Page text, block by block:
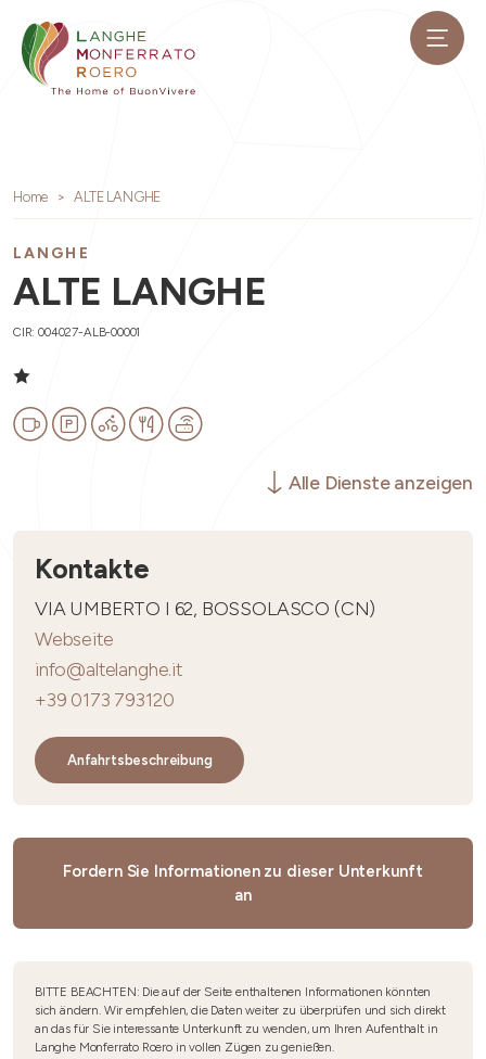
Home ALTE LANGHE
LANGHE
ALTE LANGHE
CIR: 004027-ALB-00001
Alle Dienste anzeigen
Kontakte
VIA UMBERTO I 62, BOSSOLASCO (CN)
Webseite
info@altelanghe.it
+39 0173 793120
Anfahrtsbeschreibung
Fordern Sie Informationen zu dieser Unterkunft
an
BITTE BEACHTEN: Die auf der Seite enthaltenen Informationen könnten
sich ändern. Wir empfehlen, die Daten weiter zu überprüfen und sich direkt
an das für Sie interessante Unterkunft zu wenden, um Ihren Aufenthalt in
Langhe Monferrato Roero in vollen Zügen zu genießen.